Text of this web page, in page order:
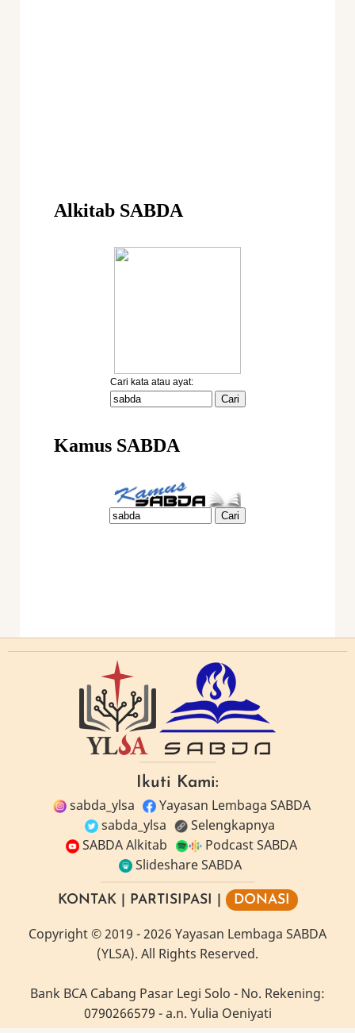
Ikuti Kami:
sabda_ylsa
Yayasan Lembaga SABDA
sabda_ylsa
Selengkapnya
SABDA Alkitab
Podcast SABDA
Slideshare SABDA
KONTAK| PARTISIPASI DONASI
Copyright© 2019 -2026 Yayasan Lembaga SABDA
(YLSA). All Rights Reserved.
Bank BCA Cabang Pasar Legi Solo - No. Rekening:
0790266579 - a.n. Yulia Oeniyati